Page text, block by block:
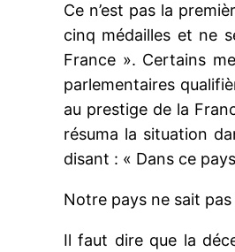
Ce n’est pas la
cinq médailles et ne
France ». Certains
parlementaires
au prestige de la
résuma la situation
disant : « Dans ce
Notre pays ne sait
Il faut dire que la